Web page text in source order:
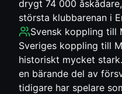
drygt 74 000
största klubbarenan i
Svensk koppling till
Sveriges koppling till
historiskt mycket
en bärande del av
tidigare har spelare